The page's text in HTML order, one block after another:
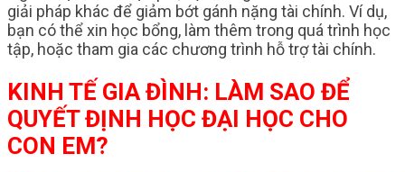
giải pháp khác để giảm bớt gánh nặng tài chính. Ví dụ,
bạn có thể xin học bổng, làm thêm trong quá trình học
tập, hoặc tham gia các chương trình hỗ trợ tài chính.
KINH TẾ GIA ĐÌNH: LÀM SAO ĐỂ
QUYẾT ĐỊNH HỌC ĐẠI HỌC CHO
CON EM?